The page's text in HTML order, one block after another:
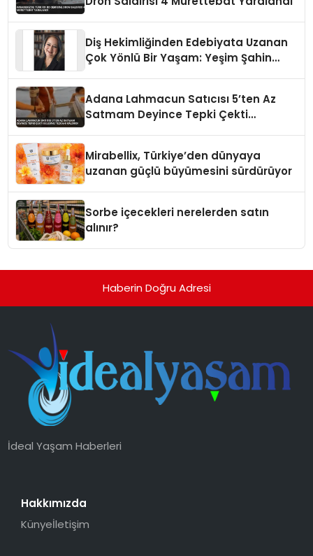
Diş Hekimliğinden Edebiyata Uzanan
Çok Yönlü Bir Yaşam: Yeşim Şahin
Adana Lahmacun Satıcısı 5’ten Az
Satmam Deyince Tepki Çekti
Mirabellix, Türkiye’den dünyaya
uzanan güçlü büyümesini sürdürüyor
Sorbe içecekleri nerelerden satın
alınır?
Haberin Doğru Adresi
İdeal Yaşam Haberleri
Hakkımızda
Künyeİletişim